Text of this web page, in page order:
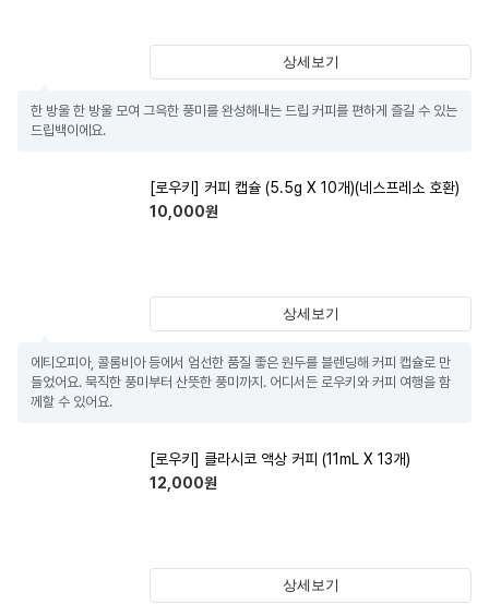
상세보기
한 방울 한 방울 모여 그윽한 풍미를 완성해내는 드립 커피를 편하게 즐길 수 있는
드립백이에요.
[로우키] 커피 캡슐 (5.5g X 10개)(네스프레소 호환)
10,000원
상세보기
에티오피아, 콜롬비아 등에서 엄선한 품질 좋은 원두를 블렌딩해 커피 캡슐로 만
들었어요. 묵직한 풍미부터 산뜻한 풍미까지. 어디서든 로우키와 커피 여행을 함
께할 수 있어요.
[로우키] 클라시코 액상 커피 (11mL X 13개)
12,000원
상세보기